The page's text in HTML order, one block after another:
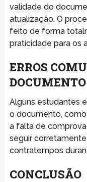
validade do
atualização. O
feito de forma
praticidade para os
ERROS
DOCUMENTO
Alguns estudantes
o documento,
a falta de
seguir
contratempos
CONCLUSÃO